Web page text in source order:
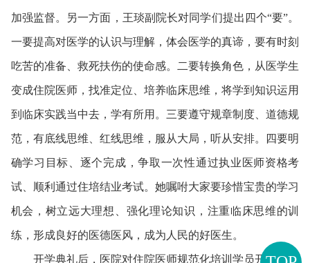
加强监督。另一方面，王琰副院长对同学们提出四个“要”。
一要提高对医学的认识与理解，体会医学的真谛，要有时刻
吃苦的准备、救死扶伤的使命感。二要转换角色，从医学生
变成住院医师，找准定位、培养临床思维，将学到知识运用
到临床实践当中去，学有所用。三要遵守规章制度、道德规
范，有底线思维、红线思维，服从大局，听从安排。四要明
确学习目标、逐个完成，争取一次性通过执业医师资格考
试、顺利通过住培结业考试。她嘱咐大家要珍惜宝贵的学习
机会，树立远大理想、强化理论知识，注重临床思维的训
练，形成良好的医德医风，成为人民的好医生。
开学典礼后，医院对住院医师规范化培训学员开展为期